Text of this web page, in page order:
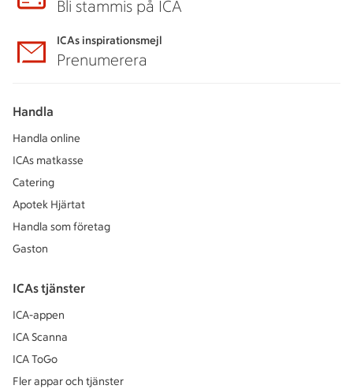
Bli stammis på ICA
ICAs inspirationsmejl
Prenumerera
Handla
Handla online
ICAs matkasse
Catering
Apotek Hjärtat
Handla som företag
Gaston
ICAs tjänster
ICA-appen
ICA Scanna
ICA ToGo
Fler appar och tjänster